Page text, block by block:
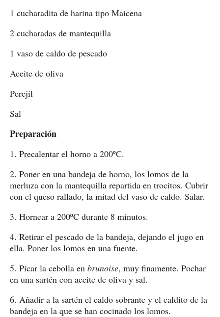
1 cucharadita de harina tipo Maicena
2 cucharadas de mantequilla
1 vaso de caldo de pescado
Aceite de oliva
Perejil
Sal
Preparación
1. Precalentar el horno a 200ºC.
2. Poner en una bandeja de horno, los lomos de la
merluza con la mantequilla repartida en trocitos. Cubrir
con el queso rallado, la mitad del vaso de caldo. Salar.
3. Hornear a 200ºC durante 8 minutos.
4. Retirar el pescado de la bandeja, dejando el jugo en
ella. Poner los lomos en una fuente.
5. Picar la cebolla en brunoise, muy finamente. Pochar
en una sartén con aceite de oliva y sal.
6. Añadir a la sartén el caldo sobrante y el caldito de la
bandeja en la que se han cocinado los lomos.